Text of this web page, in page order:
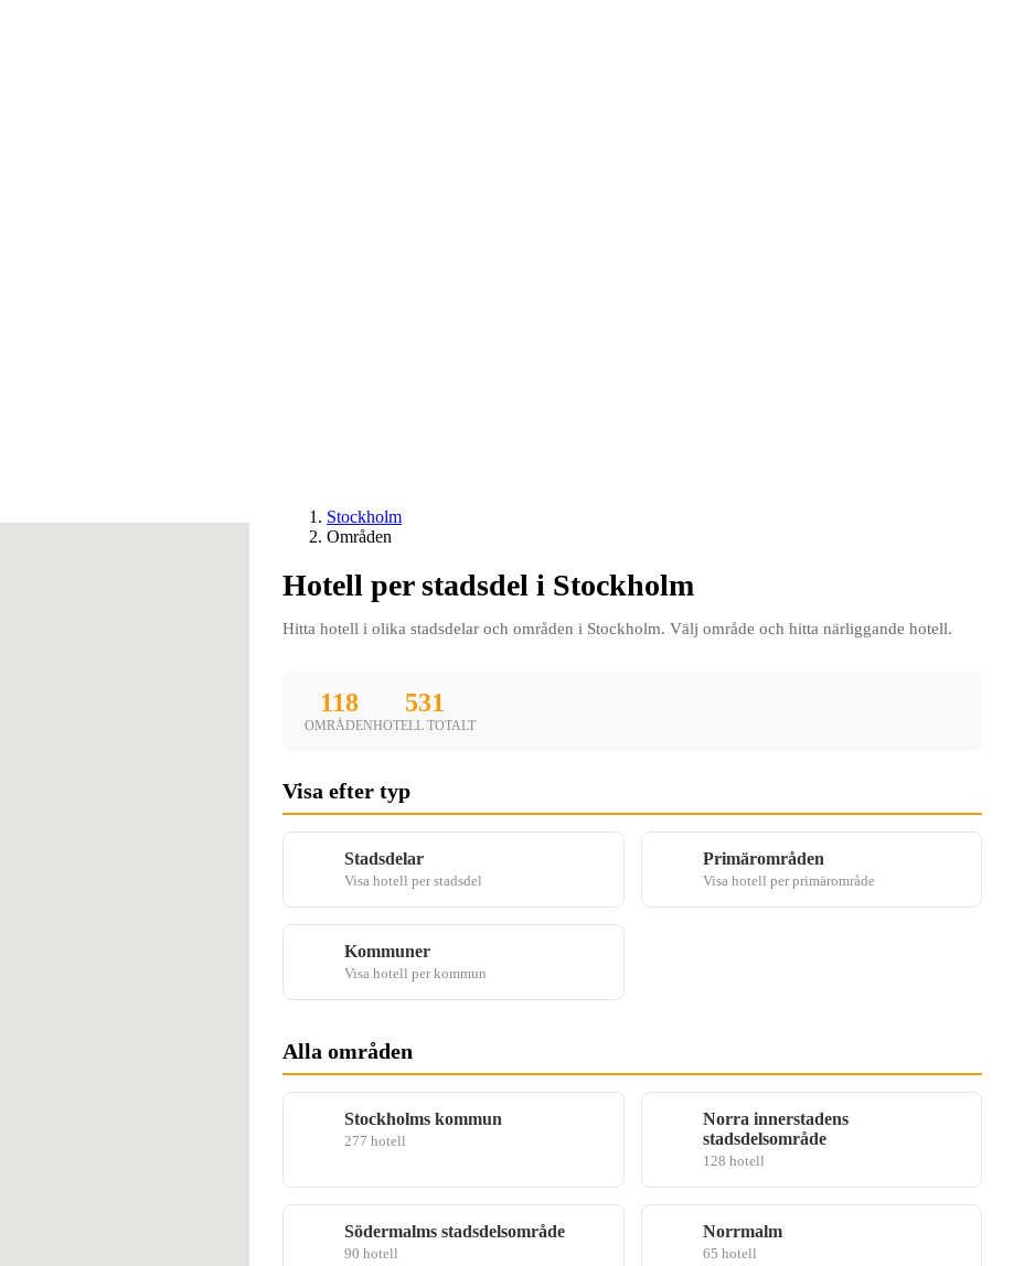
Stockholm
Områden
Hotell per stadsdel i Stockholm
Hitta hotell i olika stadsdelar och områden i Stockholm. Välj område och hitta närliggande hotell.
118
OMRÅDEN
531
HOTELL TOTALT
Visa efter typ
Stadsdelar
Visa hotell per stadsdel
Primärområden
Visa hotell per primärområde
Kommuner
Visa hotell per kommun
Alla områden
Stockholms kommun
277 hotell
Norra innerstadens
stadsdelsområde
128 hotell
Södermalms stadsdelsområde
90 hotell
Norrmalm
65 hotell